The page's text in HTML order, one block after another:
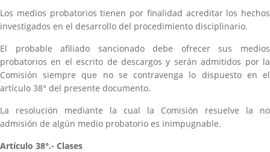
Los medios probatorios tienen por finalidad acreditar los hechos
investigados en el desarrollo del procedimiento disciplinario.
El probable afiliado sancionado debe ofrecer sus medios
probatorios en el escrito de descargos y serán admitidos por la
Comisión siempre que no se contravenga lo dispuesto en el
artículo 38° del presente documento.
La resolución mediante la cual la Comisión resuelve la no
admisión de algún medio probatorio es inimpugnable.
Artículo 38°.- Clases